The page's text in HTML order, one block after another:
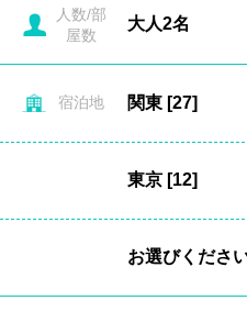
人数/部
屋数
宿泊地